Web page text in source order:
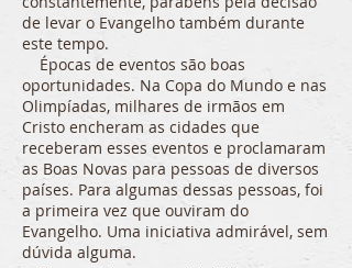
de levar o Evangelho também durante
este tempo.
Épocas de eventos são boas
oportunidades. Na Copa do Mundo e nas
Olimpíadas, milhares de irmãos em
Cristo encheram as cidades que
receberam esses eventos e proclamaram
as Boas Novas para pessoas de diversos
países. Para algumas dessas pessoas, foi
a primeira vez que ouviram do
Evangelho. Uma iniciativa admirável, sem
dúvida alguma.